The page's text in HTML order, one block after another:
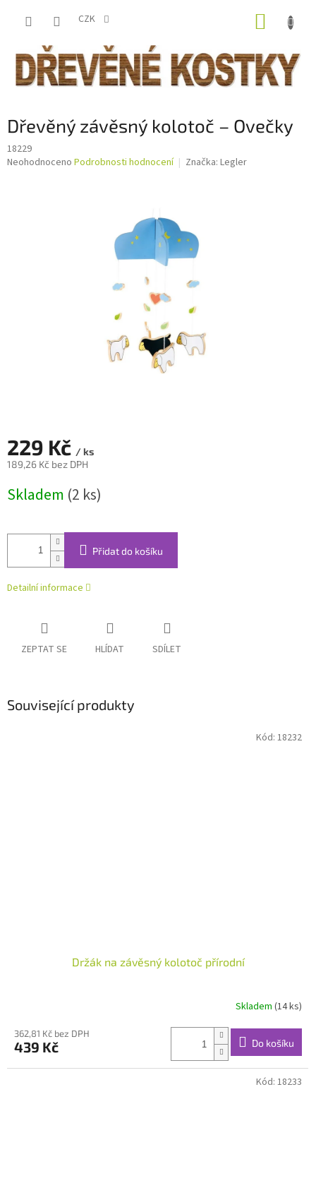
CZK
Dřevěný závěsný kolotoč – Ovečky
18229
Průměrné
Neohodnoceno Podrobnosti hodnocení Značka: Legler
229 Kč / ks
189,26 Kč bez DPH
cena:
Skladem (2 ks)
Přidat do košíku
Detailní informace
ZEPTAT SE HLÍDAT SDÍLET
Související produkty
Držák na závěsný kolotoč přírodní
Skladem (14 ks)
362,81 Kč bez DPH
439 Kč Do košíku
Kód: 18232
Kód: 18233